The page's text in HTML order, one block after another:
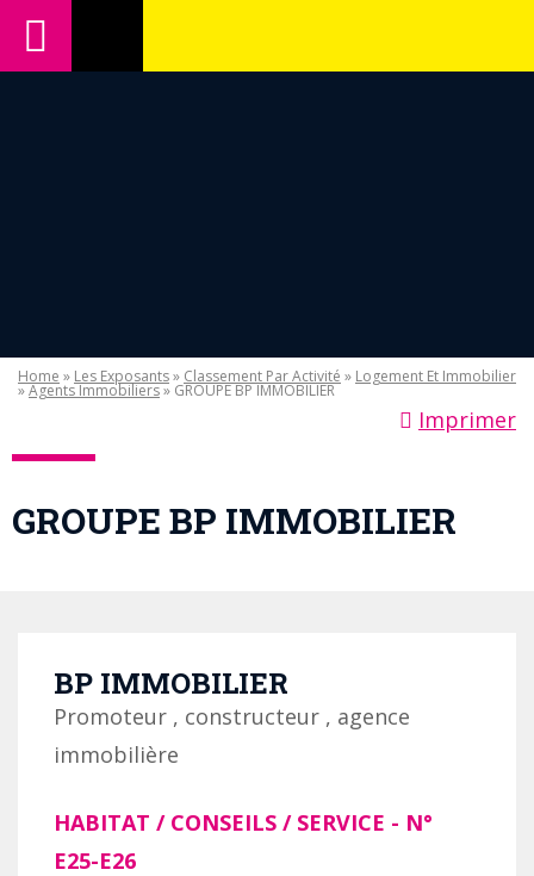
Home » Les Exposants» Classement Par Activité » Logement Et Immobilier
»Agents Immobiliers» GROUPE BP IMMOBILIER
Imprimer
GROUPE BP IMMOBILIER
BP IMMOBILIER
Promoteur , constructeur , agence
immobilière
HABITAT / CONSEILS / SERVICE - N°
E25-E26